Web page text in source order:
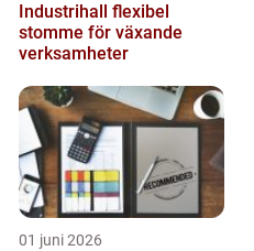
Industrihall flexibel
stomme för växande
verksamheter
01 juni 2026